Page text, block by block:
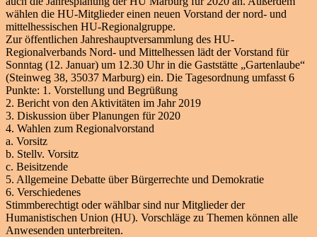
wählen die HU-Mitglieder einen neuen Vorstand der nord- und
mittelhessischen HU-Regionalgruppe.
Zur öffentlichen Jahreshauptversammlung des HU-
Regionalverbands Nord- und Mittelhessen lädt der Vorstand für
Sonntag (12. Januar) um 12.30 Uhr in die Gaststätte „Gartenlaube“
(Steinweg 38, 35037 Marburg) ein. Die Tagesordnung umfasst 6
Punkte: 1. Vorstellung und Begrüßung
2. Bericht von den Aktivitäten im Jahr 2019
3. Diskussion über Planungen für 2020
4. Wahlen zum Regionalvorstand
a. Vorsitz
b. Stellv. Vorsitz
c. Beisitzende
5. Allgemeine Debatte über Bürgerrechte und Demokratie
6. Verschiedenes
Stimmberechtigt oder wählbar sind nur Mitglieder der
Humanistischen Union (HU). Vorschläge zu Themen können alle
Anwesenden unterbreiten.